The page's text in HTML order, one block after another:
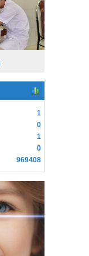
1
0
1
0
969408